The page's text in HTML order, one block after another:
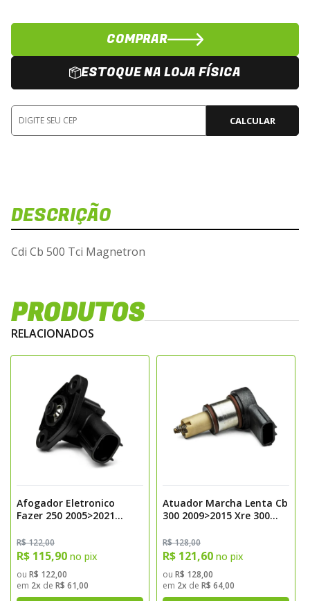
COMPRAR
ESTOQUE NA LOJA FÍSICA
CALCULAR
Veja
DESCRIÇÃO
Cdi Cb 500 Tci Magnetron
PRODUTOS
RELACIONADOS
Afogador Eletronico
Fazer 250 2005>2021
R$ 122,00
R$ 115,90 no pix
ou R$ 122,00
em 2x de R$ 61,00
Atuador Marcha Lenta Cb
300 2009>2015 Xre 300
R$ 128,00
R$ 121,60 no pix
ou R$ 128,00
em 2x de R$ 64,00